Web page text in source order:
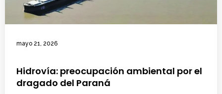
mayo 21, 2026
Hidrovía: preocupación ambiental por el
dragado del Paraná